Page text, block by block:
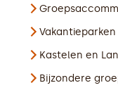
Vakantieparken
Kastelen en
Bijzondere